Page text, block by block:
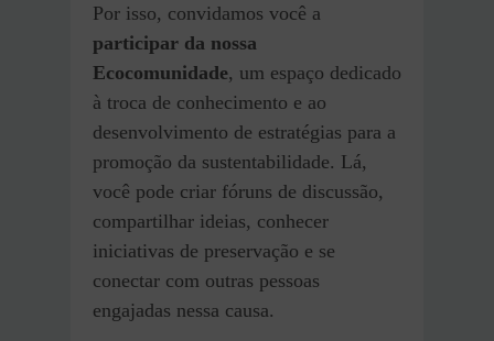
Por isso, convidamos você a
participar da nossa
Ecocomunidade, um espaço dedicado
à troca de conhecimento e ao
desenvolvimento de estratégias para a
promoção da sustentabilidade. Lá,
você pode criar fóruns de discussão,
compartilhar ideias, conhecer
iniciativas de preservação e se
conectar com outras pessoas
engajadas nessa causa.